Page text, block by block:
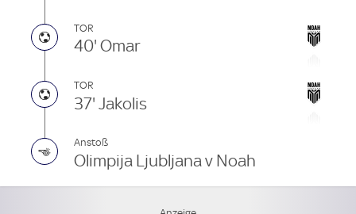
TOR
40' Omar
TOR
37' Jakolis
Anstoß
Olimpija Ljubljana v Noah